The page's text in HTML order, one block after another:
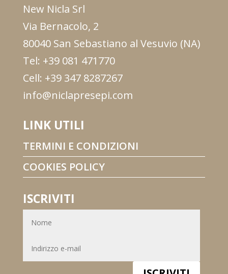
New Nicla Srl
Via Bernacolo, 2
80040 San Sebastiano al Vesuvio (NA)
Tel: +39 081 471770
Cell: +39 347 8287267
info@niclapresepi.com
LINK UTILI
TERMINI E CONDIZIONI
COOKIES POLICY
ISCRIVITI